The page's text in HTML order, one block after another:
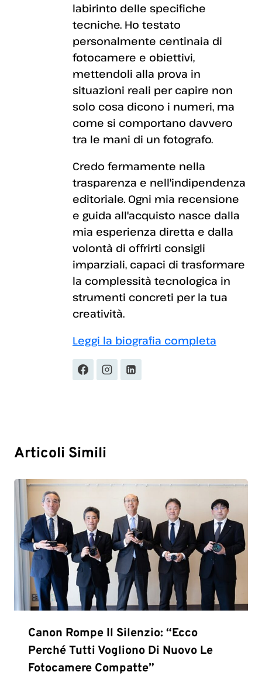
labirinto delle specifiche
tecniche. Ho testato
personalmente centinaia di
fotocamere e obiettivi,
mettendoli alla prova in
situazioni reali per capire non
solo cosa dicono i numeri, ma
come si comportano davvero
tra le mani di un fotografo.
Credo fermamente nella
trasparenza e nell'indipendenza
editoriale. Ogni mia recensione
e guida all'acquisto nasce dalla
mia esperienza diretta e dalla
volontà di offrirti consigli
imparziali, capaci di trasformare
la complessità tecnologica in
strumenti concreti per la tua
creatività.
Leggi la biografia completa
Articoli Simili
Canon Rompe Il Silenzio: “Ecco
Perché Tutti Vogliono Di Nuovo Le
Fotocamere Compatte”